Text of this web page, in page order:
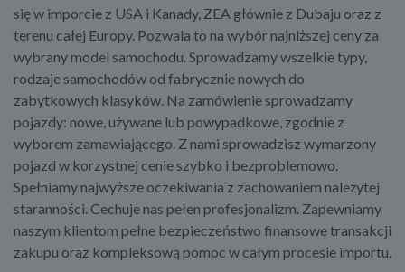
się w imporcie z USA i Kanady, ZEA głównie z Dubaju oraz z
terenu całej Europy. Pozwala to na wybór najniższej ceny za
wybrany model samochodu. Sprowadzamy wszelkie typy,
rodzaje samochodów od fabrycznie nowych do
zabytkowych klasyków. Na zamówienie sprowadzamy
pojazdy: nowe, używane lub powypadkowe, zgodnie z
wyborem zamawiającego. Z nami sprowadzisz wymarzony
pojazd w korzystnej cenie szybko i bezproblemowo.
Spełniamy najwyższe oczekiwania z zachowaniem należytej
staranności. Cechuje nas pełen profesjonalizm. Zapewniamy
naszym klientom pełne bezpieczeństwo finansowe transakcji
zakupu oraz kompleksową pomoc w całym procesie importu.